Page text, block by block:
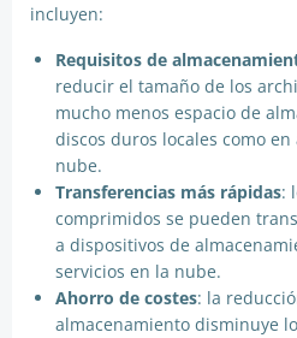
incluyen:
Requisitos de
reducir el tamaño de los
mucho menos espacio de
discos duros locales como
nube.
Transferencias más rápidas:
comprimidos se pueden
a dispositivos de
servicios en la nube.
Ahorro de costes: la
almacenamiento disminuye